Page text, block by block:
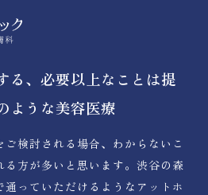
る、必要以上なことは提
ような美容医療
検討される場合、わからないこ
る方が多いと思います。渋谷の森
通っていただけるようなアットホ